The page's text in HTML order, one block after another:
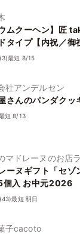
ウムクーヘン】匠
タイプ【内祝／御
】
(3)最短 8/15
社アンデルセン
さんのパンダクッ
短 8/13
マドレーヌのお店
ーヌギフト「セゾ
ー」5個入 お中元2026
最短 明日
子cacoto